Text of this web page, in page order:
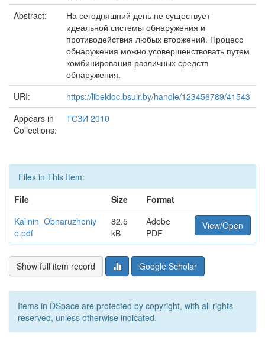
Abstract:
На сегодняшний день не существует
идеальной системы обнаружения и
противодействия любых вторжений. Процесс
обнаружения можно усовершенствовать путем
комбинирования различных средств
обнаружения.
URI:
https://libeldoc.bsuir.by/handle/123456789/41543
Appears in
Collections:
ТСЗИ 2010
Files in This Item:
File
Size
Format
Kalinin_Obnaruzheniy
e.pdf
82.5
kB
Adobe
PDF
View/Open
Show full item record Google Scholar
Items in DSpace are protected by copyright, with all rights
reserved, unless otherwise indicated.